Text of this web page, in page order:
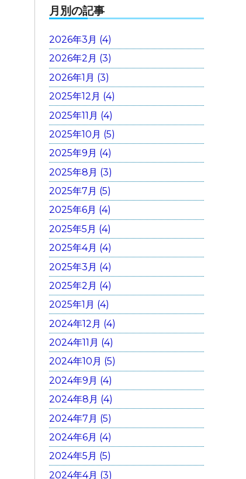
月別の記事
2026年3月 (4)
2026年2月 (3)
2026年1月 (3)
2025年12月 (4)
2025年11月 (4)
2025年10月 (5)
2025年9月 (4)
2025年8月 (3)
2025年7月 (5)
2025年6月 (4)
2025年5月 (4)
2025年4月 (4)
2025年3月 (4)
2025年2月 (4)
2025年1月 (4)
2024年12月 (4)
2024年11月 (4)
2024年10月 (5)
2024年9月 (4)
2024年8月 (4)
2024年7月 (5)
2024年6月 (4)
2024年5月 (5)
2024年4月 (3)